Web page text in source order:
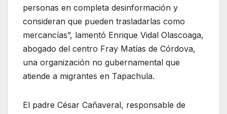
personas en completa desinformación y
consideran que pueden trasladarlas como
mercancías”, lamentó Enrique Vidal Olascoaga,
abogado del centro Fray Matías de Córdova,
una organización no gubernamental que
atiende a migrantes en Tapachula.
El padre César Cañaveral, responsable de